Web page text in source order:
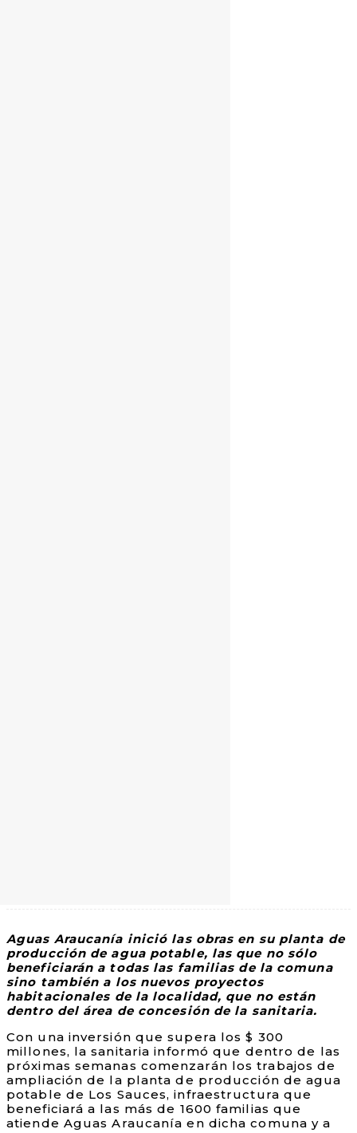
Aguas Araucanía inició las obras en su planta de
producción de agua potable, las que no sólo
beneficiarán a todas las familias de la comuna
sino también a los nuevos proyectos
habitacionales de la localidad, que no están
dentro del área de concesión de la sanitaria.
Con una inversión que supera los $ 300
millones, la sanitaria informó que dentro de las
próximas semanas comenzarán los trabajos de
ampliación de la planta de producción de agua
potable de Los Sauces, infraestructura que
beneficiará a las más de 1600 familias que
atiende Aguas Araucanía en dicha comuna y a